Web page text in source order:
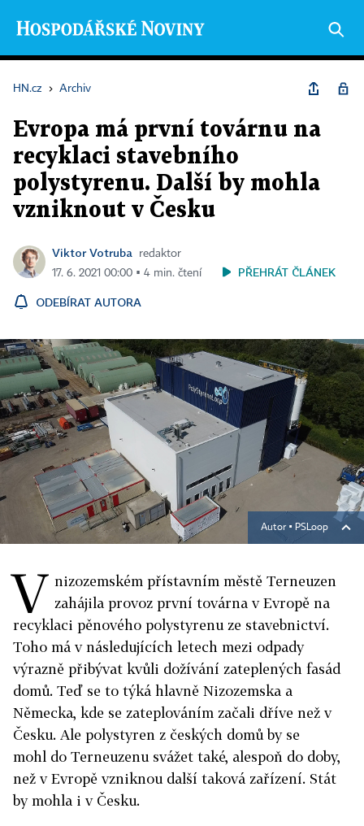
HN.cz › Archiv
Evropa má první továrnu na
recyklaci stavebního
polystyrenu. Další by mohla
vzniknout v Česku
Viktor Votruba
redaktor
17. 6. 2021 00:00 ▪ 4 min. čtení
PŘEHRÁT ČLÁNEK
ODEBÍRAT AUTORA
Autor ▪ PSLoop
V nizozemském přístavním městě Terneuzen
zahájila provoz první továrna v Evropě na
recyklaci pěnového polystyrenu ze stavebnictví.
Toho má v následujících letech mezi odpady
výrazně přibývat kvůli dožívání zateplených fasád
domů. Teď se to týká hlavně Nizozemska a
Německa, kde se zateplováním začali dříve než v
Česku. Ale polystyren z českých domů by se
mohl do Terneuzenu svážet také, alespoň do doby,
než v Evropě vzniknou další taková zařízení. Stát
by mohla i v Česku.